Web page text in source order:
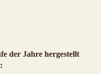
der Jahre hergestellt